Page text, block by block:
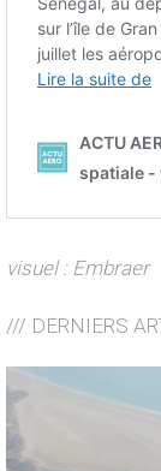
visuel : Embraer
/// DERNIERS